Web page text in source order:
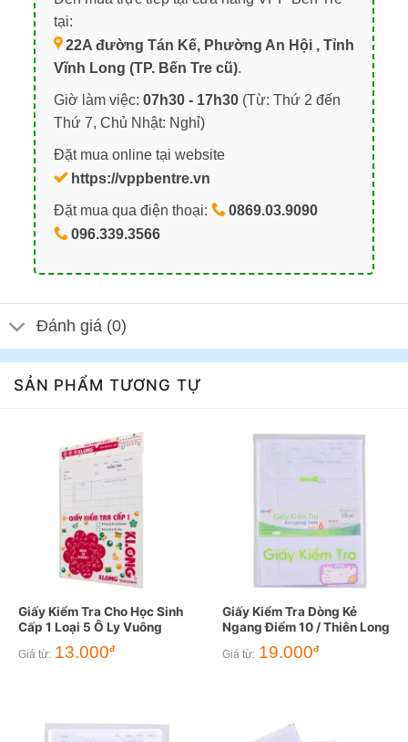
tại:
22A đường Tán Kế, Phường An Hội , Tỉnh
Vĩnh Long (TP. Bến Tre cũ).
Giờ làm việc: 07h30 - 17h30(Từ: Thứ 2 đến
Thứ 7, Chủ Nhật: Nghỉ)
Đặt mua online tại website
https://vppbentre.vn
Đặt mua qua điện thoại:
0869.03.9090
096.339.3566
Đánh giá (0)
SẢN PHẨM TƯƠNG TỰ
Giấy Kiểm Tra Cho Học Sinh
Cấp 1 Loại 5 Ô Ly Vuông
Giá từ: 13.000đ
Giấy Kiểm Tra Dòng Kẻ
Ngang Điểm 10 / Thiên Long
Giá từ: 19.000đ